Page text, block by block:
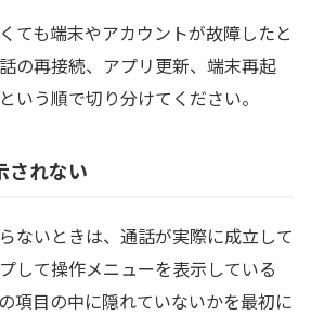
ても端末やアカウントが故障したと
の再接続、アプリ更新、端末再起
いう順で切り分けてください。
されない
ないときは、通話が実際に成立して
して操作メニューを表示している
項目の中に隠れていないかを最初に